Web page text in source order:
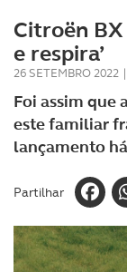
Citroën BX
e respira’
26 SETEMBRO 2022 |
Foi assim que
este familiar
lançamento
Partilhar